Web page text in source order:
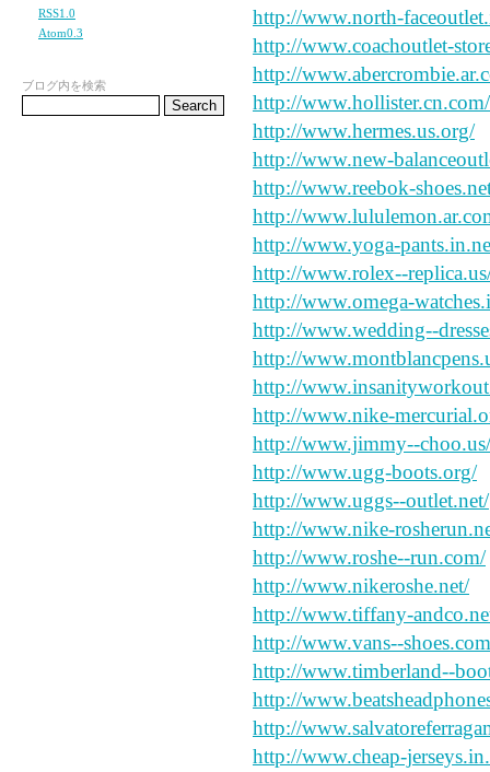
RSS1.0
Atom0.3
ブログ内を検索
http://www.north-
http://www.coachoutlet-
http://
http://www.hollister.cn.com/
http://www.hermes.us.org/
http://www.new-
http://www.reebok-
http://
http://www.yoga-
http://www.rolex--
http://www.omega-
http://www.wedding--
http://
http://
http://www.nike-
http://www.jimmy--choo.us/
http://www.ugg-boots.org/
http://www.uggs--outlet.net/
http://www.nike-
http://www.roshe--run.com/
http://www.nikeroshe.net/
http://www.tiffany-
http://www.vans--
http://www.timberland--
http://
http://
http://www.cheap-